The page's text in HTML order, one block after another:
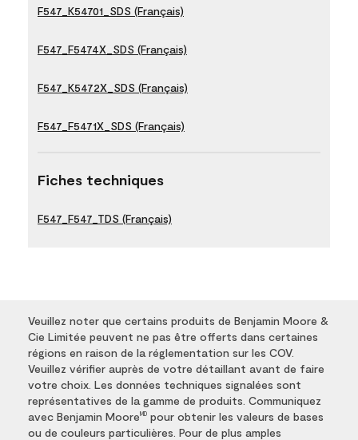
F547_K54701_SDS (Français)
F547_F5474X_SDS (Français)
F547_K5472X_SDS (Français)
F547_F5471X_SDS (Français)
Fiches techniques
F547_F547_TDS (Français)
Veuillez noter que certains produits de Benjamin Moore &
Cie Limitée peuvent ne pas être offerts dans certaines
régions en raison de la réglementation sur les COV.
Veuillez vérifier auprès de votre détaillant avant de faire
votre choix. Les données techniques signalées sont
représentatives de la gamme de produits. Communiquez
avec Benjamin Moore MD pour obtenir les valeurs de bases
ou de couleurs particulières. Pour de plus amples